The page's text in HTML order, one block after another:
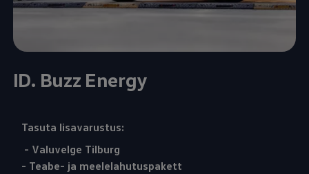
ID. Buzz Energy
Tasuta lisavarustus:
- Valuvelge Tilburg
- Teabe- ja meelelahutuspakett